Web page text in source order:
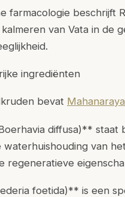
farmacologie beschrijft
van Vata in de
ingrediënten
bevat
diffusa)** staat
van
regeneratieve
foetida)** is een